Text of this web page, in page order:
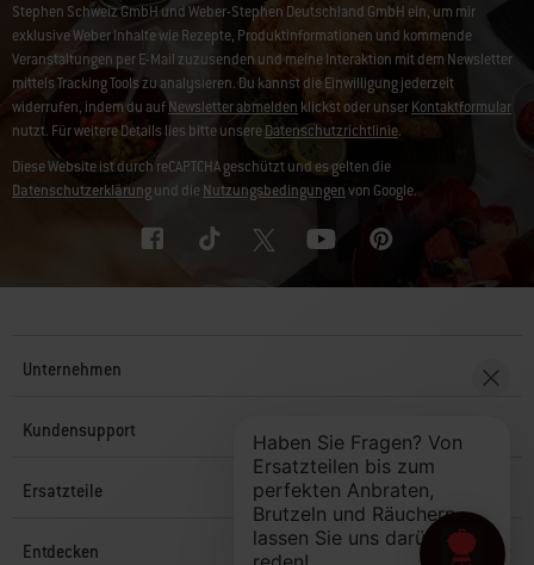
Stephen Schweiz GmbH und Weber-Stephen Deutschland GmbH ein, um mir
exklusive Weber Inhalte wie Rezepte, Produktinformationen und kommende
Veranstaltungen per E-Mail zuzusenden und meine Interaktion mit dem Newsletter
mittels Tracking Tools zu analysieren. Du kannst die Einwilligung jederzeit
widerrufen, indem du aufNewsletter abmelden klickst oder unserKontaktformular
nutzt. Für weitere Details lies bitte unsereDatenschutzrichtlinie.
Diese Website ist durch reCAPTCHA geschützt und es gelten die
Datenschutzerklärungund dieNutzungsbedingungenvon Google.
Unternehmen
Kundensupport
Ersatzteile
Entdecken